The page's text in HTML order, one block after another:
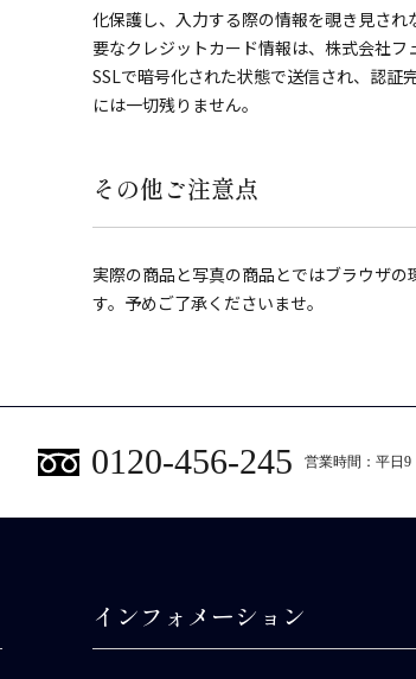
化保護し、入力する際の情報を覗き見さ
要なクレジットカード情報は、株式会社
SSLで暗号化された状態で送信され、認証
には一切残りません。
その他ご注意点
実際の商品と写真の商品とではブラウザ
す。予めご了承くださいませ。
0120-456-245 営業時間：平日9
インフォメーション